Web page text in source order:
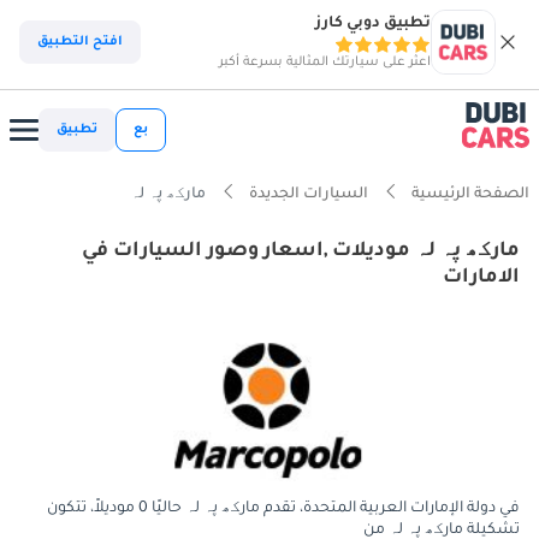
تطبيق دوبي كارز
اعثر على سيارتك المثالية بسرعة أكبر
افتح التطبيق
بع تطبيق
الصفحة الرئيسية السيارات الجديدة مارکھ پہ لہ
مارکھ پہ لہ موديلات ,اسعار وصور السيارات في
الامارات
في دولة الإمارات العربية المتحدة، تقدم مارکھ پہ لہ حاليًا 0 موديلاً، تتكون
تشكيلة مارکھ پہ لہ من